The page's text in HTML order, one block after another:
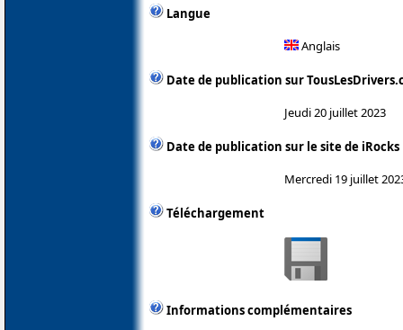
Langue
Anglais
Date de publication sur
Jeudi 20 juillet 2023
Date de publication sur le site de iRocks
Mercredi 19 juillet
Téléchargement
Informations complémentaires